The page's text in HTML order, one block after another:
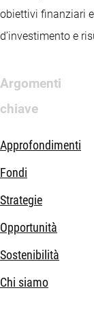
obiettivi finanziari
d’investimento e
Argomenti
chiave
Approfondimenti
Fondi
Strategie
Opportunità
Sostenibilità
Chi siamo